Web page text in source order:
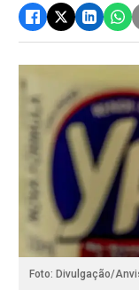
Foto: Divulgação/